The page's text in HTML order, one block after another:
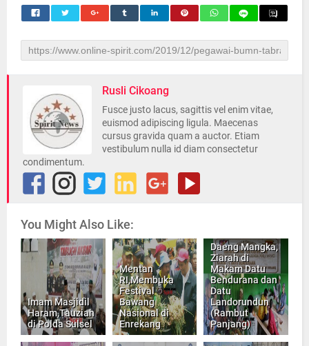
Rusli Cikoang
Fusce justo lacus, sagittis vel enim vitae,
euismod adipiscing ligula. Maecenas
cursus gravida quam a auctor. Etiam
vestibulum nulla id diam consectetur
condimentum.
You Might Also Like:
Imam Masjidil
Haram,Tauziah
di Polda Sulsel
Mentan
RI,Membuka
Festival
Bawang
Nasional di
Enrekang
Daeng Mangka,
Ziarah di
Makam Datu
Bendurana dan
Datu
Landorundun
(Rambut
Panjang)